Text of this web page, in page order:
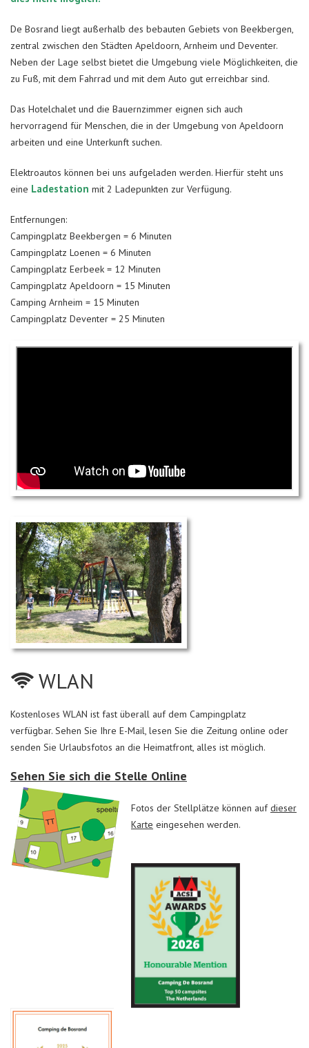
De Bosrand liegt außerhalb des bebauten Gebiets von Beekbergen,
zentral zwischen den Städten Apeldoorn, Arnheim und Deventer.
Neben der Lage selbst bietet die Umgebung viele Möglichkeiten, die
zu Fuß, mit dem Fahrrad und mit dem Auto gut erreichbar sind.
Das Hotelchalet und die Bauernzimmer eignen sich auch
hervorragend für Menschen, die in der Umgebung von Apeldoorn
arbeiten und eine Unterkunft suchen.
Elektroautos können bei uns aufgeladen werden. Hierfür steht uns
eine Ladestation mit 2 Ladepunkten zur Verfügung.
Entfernungen:
Campingplatz Beekbergen = 6 Minuten
Campingplatz Loenen = 6 Minuten
Campingplatz Eerbeek = 12 Minuten
Campingplatz Apeldoorn = 15 Minuten
Camping Arnheim = 15 Minuten
Campingplatz Deventer = 25 Minuten
WLAN
Kostenloses WLAN ist fast überall auf dem Campingplatz
verfügbar. Sehen Sie Ihre E-Mail, lesen Sie die Zeitung online oder
senden Sie Urlaubsfotos an die Heimatfront, alles ist möglich.
Sehen Sie sich die Stelle Online
Fotos der Stellplätze können aufdieser
Karte eingesehen werden.